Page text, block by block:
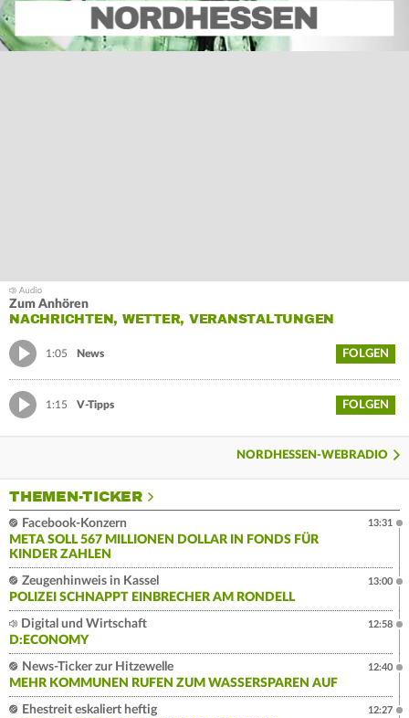
Zum Anhören
NACHRICHTEN, WETTER, VERANSTALTUNGEN
1:05 News FOLGEN
1:15 V-Tipps FOLGEN
NORDHESSEN-WEBRADIO
THEMEN-TICKER
Facebook-Konzern
META SOLL 567 MILLIONEN DOLLAR IN FONDS FÜR
KINDER ZAHLEN
13:31
Zeugenhinweis in Kassel
POLIZEI SCHNAPPT EINBRECHER AM RONDELL
13:00
Digital und Wirtschaft
D:ECONOMY
12:58
News-Ticker zur Hitzewelle
MEHR KOMMUNEN RUFEN ZUM WASSERSPAREN AUF
12:40
Ehestreit eskaliert heftig
12:27